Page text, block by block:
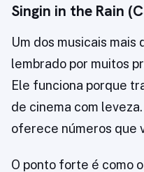
Singin in the Rain
Um dos musicais mais
lembrado por muitos
Ele funciona porque
de cinema com
oferece números que
O ponto forte é como